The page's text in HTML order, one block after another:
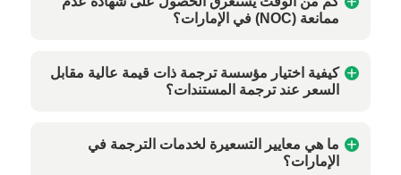
ممانعة (NOC) في الإمارات؟
كيفية اختيار مؤسسة ترجمة ذات قيمة عالية مقابل
السعر عند ترجمة المستندات؟
ما هي معايير التسعيرة لخدمات الترجمة في
الإمارات؟